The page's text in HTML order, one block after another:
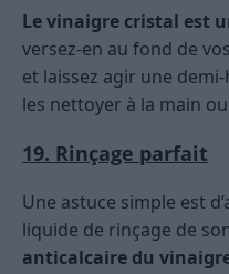
Le vinaigre cristal est
versez-en au fond de
et laissez agir une
les nettoyer à la main
19. Rinçage parfait
Une astuce simple est
liquide de rinçage de
anticalcaire du